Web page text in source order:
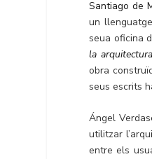
Santiago de
un
seua oficina
la arquitectura
obra
seus escrits
Ángel
utilitzar
entre els